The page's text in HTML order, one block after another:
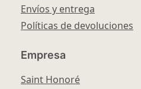
Envíos y entrega
Políticas de devoluciones
Empresa
Saint Honoré